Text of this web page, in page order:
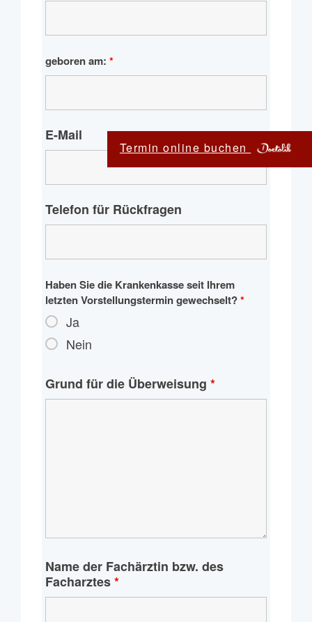
geboren am: *
E-Mail
Telefon für Rückfragen
Haben Sie die Krankenkasse seit Ihrem
letzten Vorstellungstermin gewechselt?*
Ja
Nein
Grund für die Überweisung *
Name der Fachärztin bzw. des
Facharztes*
Termin online buchen